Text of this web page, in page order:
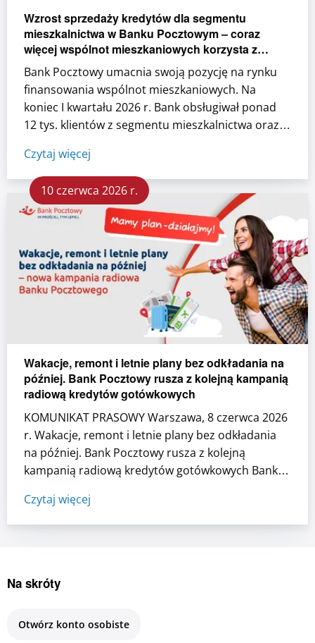
Wzrost sprzedaży kredytów dla segmentu
mieszkalnictwa w Banku Pocztowym – coraz
więcej wspólnot mieszkaniowych korzysta z
finansowania inwestycji remontowych i
termomodernizacyjnych
Bank Pocztowy umacnia swoją pozycję na rynku
finansowania wspólnot mieszkaniowych. Na
koniec I kwartału 2026 r. Bank obsługiwał ponad
12 tys. klientów z segmentu mieszkalnictwa oraz
Czytaj więcej
10 czerwca 2026 r.
Wakacje, remont i letnie plany bez odkładania na
później. Bank Pocztowy rusza z kolejną kampanią
radiową kredytów gotówkowych
KOMUNIKAT PRASOWY Warszawa, 8 czerwca 2026
r. Wakacje, remont i letnie plany bez odkładania
na później. Bank Pocztowy rusza z kolejną
kampanią radiową kredytów gotówkowych Bank
radiową wspierającą sprzedaż kredytów
gotówkowych. ...
Czytaj więcej
Na skróty
Otwórz konto osobiste